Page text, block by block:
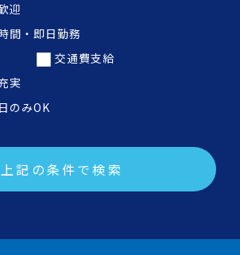
迎
間・即日勤務
交通費支給
実
のみOK
上記の条件で検索